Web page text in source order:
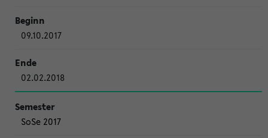
09.10.2017
02.02.2018
SoSe 2017